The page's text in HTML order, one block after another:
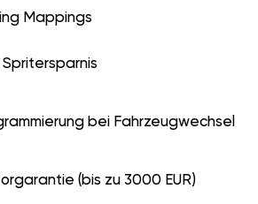
Mappings
Spritersparnis
bei Fahrzeugwechsel
(bis zu 3000 EUR)